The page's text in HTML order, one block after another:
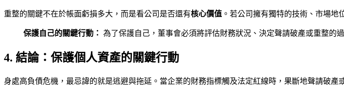
重整的關鍵不在於帳面虧損多大，而是看公司是否還有核心價值 。若公司擁有獨特的技術、市場地
保護自己的關鍵行動： 為了保護自己，董事會必須將評估財務狀況、決定聲請破產或重整的
4. 結論：保護個人資產的關鍵行動
身處高負債危機，最忌諱的就是逃避與拖延。當企業的財務指標觸及法定紅線時，果斷地聲請破